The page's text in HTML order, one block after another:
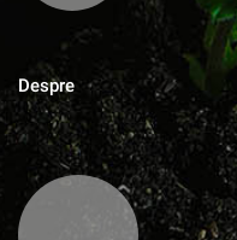
Despre
MAGAZINUL DE